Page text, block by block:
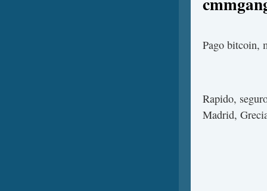
Pago bitcoin,
Rapido,
Madrid,